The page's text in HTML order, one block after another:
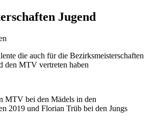
Jugend
die auch für die Bezirksmeisterschaften
den MTV vertreten haben
MTV bei den Mädels in den
2019 und Florian Trüb bei den Jungs